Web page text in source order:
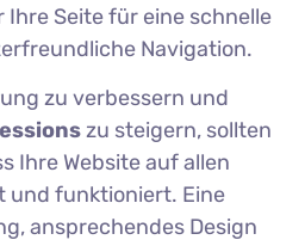
Ihre Seite für eine schnelle
Navigation.
zu verbessern und
zu steigern, sollten
Ihre Website auf allen
und funktioniert. Eine
ansprechendes Design